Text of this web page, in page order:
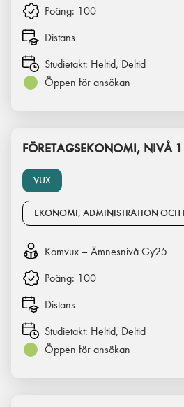
Poäng: 100
Distans
Studietakt: Heltid, Deltid
Öppen för ansökan
VUX
FÖRETAGSEKONOMI, NIVÅ 1
EKONOMI, ADMINISTRATION OCH
Komvux – Ämnesnivå Gy25
Poäng: 100
Distans
Studietakt: Heltid, Deltid
Öppen för ansökan